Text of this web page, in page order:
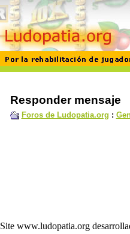
Responder mensaje
Foros de Ludopatia.org :
Site www.ludopatia.org